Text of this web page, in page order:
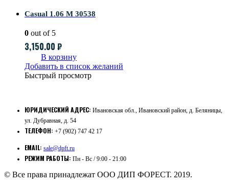
Casual 1.06 M 30538
0 out of 5
3,150.00 ₽
В корзину
Добавить в список желаний
Быстрый просмотр
ЮРИДИЧЕСКИЙ АДРЕС: Ивановская обл., Ивановский район, д. Беляницы,
ул. Дубравная, д. 54
ТЕЛЕФОН: +7 (902) 747 42 17
EMAIL: sale@dpft.ru
РЕЖИМ РАБОТЫ: Пн - Вс / 9:00 - 21:00
© Все права принадлежат ООО ДИП ФОРЕСТ. 2019.